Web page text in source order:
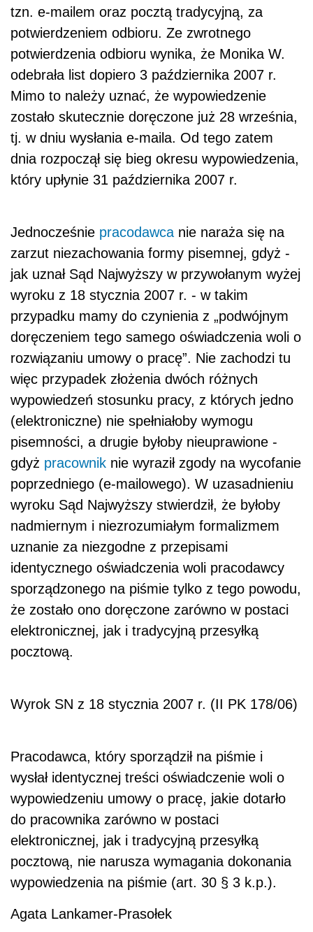
tzn. e-mailem oraz pocztą tradycyjną, za
potwierdzeniem odbioru. Ze zwrotnego
potwierdzenia odbioru wynika, że Monika W.
odebrała list dopiero 3 października 2007 r.
Mimo to należy uznać, że wypowiedzenie
zostało skutecznie doręczone już 28 września,
tj. w dniu wysłania e-maila. Od tego zatem
dnia rozpoczął się bieg okresu wypowiedzenia,
który upłynie 31 października 2007 r.
Jednocześnie pracodawca nie naraża się na
zarzut niezachowania formy pisemnej, gdyż -
jak uznał Sąd Najwyższy w przywołanym wyżej
wyroku z 18 stycznia 2007 r. - w takim
przypadku mamy do czynienia z „podwójnym
doręczeniem tego samego oświadczenia woli o
rozwiązaniu umowy o pracę”. Nie zachodzi tu
więc przypadek złożenia dwóch różnych
wypowiedzeń stosunku pracy, z których jedno
(elektroniczne) nie spełniałoby wymogu
pisemności, a drugie byłoby nieuprawione -
gdyż pracownik nie wyraził zgody na wycofanie
poprzedniego (e-mailowego). W uzasadnieniu
wyroku Sąd Najwyższy stwierdził, że byłoby
nadmiernym i niezrozumiałym formalizmem
uznanie za niezgodne z przepisami
identycznego oświadczenia woli pracodawcy
sporządzonego na piśmie tylko z tego powodu,
że zostało ono doręczone zarówno w postaci
elektronicznej, jak i tradycyjną przesyłką
pocztową.
Wyrok SN z 18 stycznia 2007 r. (II PK 178/06)
Pracodawca, który sporządził na piśmie i
wysłał identycznej treści oświadczenie woli o
wypowiedzeniu umowy o pracę, jakie dotarło
do pracownika zarówno w postaci
elektronicznej, jak i tradycyjną przesyłką
pocztową, nie narusza wymagania dokonania
wypowiedzenia na piśmie (art. 30 § 3 k.p.).
Agata Lankamer-Prasołek